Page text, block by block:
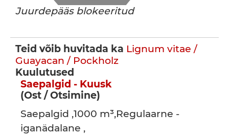
Juurdepääs blokeeritud
Teid võib huvitada ka Lignum vitae /
Guayacan / Pockholz
Kuulutused
Saepalgid - Kuusk
(Ost / Otsimine)
Saepalgid ,1000 m³,Regulaarne -
iganädalane ,